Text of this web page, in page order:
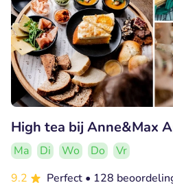
High tea bij Anne&Max
Ma Di Wo Do
Vr
9.2
Perfect • 128